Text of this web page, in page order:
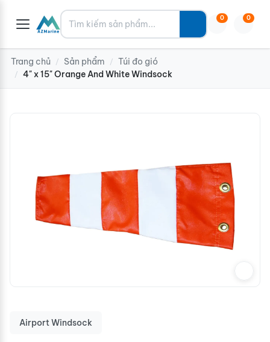
Tìm kiếm 0 0
Trang chủ / Sản phẩm / Túi đo gió
/ 4" x 15" Orange And White Windsock
Airport Windsock